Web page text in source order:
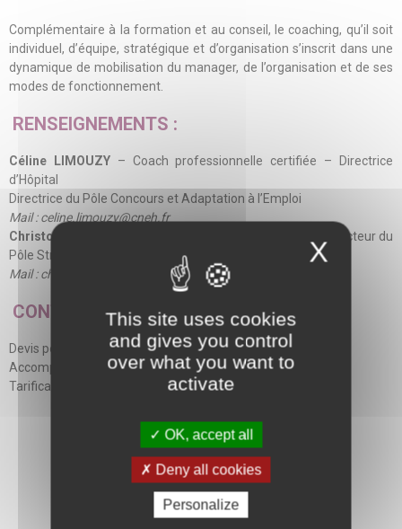
Complémentaire à la formation et au conseil, le coaching, qu’il soit
individuel, d’équipe, stratégique et d’organisation s’inscrit dans une
dynamique de mobilisation du manager, de l’organisation et de ses
modes de fonctionnement.
RENSEIGNEMENTS :
Céline LIMOUZY – Coach professionnelle certifiée – Directrice
d’Hôpital
Directrice du Pôle Concours et Adaptation à l’Emploi
Mail : celine.limouzy@cneh.fr
Christophe FEIGUEUX
– Coach professionnel certifié – Directeur du
Pôle Stratégie et Performance
Mail : christophe.feigueux@cneh.fr
CONTACT:
Devis personnalisé par mail :coaching@cneh.fr
Accompagnement en présentiel et/ou en distanciel
Tarification à la séance ou au forfait
Découvrir l’offre Coaching du CNEH
X
This site uses cookies
and gives you control
over what you want to
activate
OK, accept all
Deny all cookies
Personalize